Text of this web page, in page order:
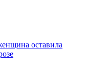
оставила